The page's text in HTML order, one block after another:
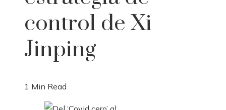
control de Xi
Jinping
1 Min Read